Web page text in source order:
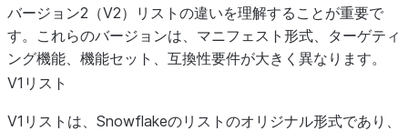
バージョン2（V2）リストの違いを理解することが重要で
す。これらのバージョンは、マニフェスト形式、ターゲティ
ング機能、機能セット、互換性要件が大きく異なります。
V1リスト
V1リストは、Snowflakeのリストのオリジナル形式であり、